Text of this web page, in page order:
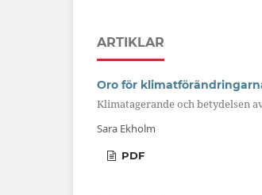
ARTIKLAR
Oro för
Klimatagerande och betydelsen
Sara Ekholm
PDF